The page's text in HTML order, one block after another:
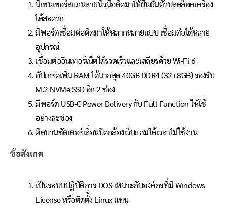
มีเซนเซอร์สแกนลายนิ้วมือติดมาให้ยืนยันตัวปลดล็อคเครื่อง
ได้สะดวก
มีพอร์ตเชื่อมต่อติดมาให้หลากหลายแบบ เชื่อมต่อได้หลาย
อุปกรณ์
เชื่อมต่ออินเทอร์เน็ตได้รวดเร็วและเสถียรด้วย Wi-Fi 6
อัปเกรดเพิ่ม RAM ได้มากสุด 40GB DDR4 (32+8GB) รองรับ
M.2 NVMe SSD อีก 2 ช่อง
มีพอร์ต USB-C Power Delivery กับ Full Function ให้ใช้
อย่างละช่อง
ติดบานชัตเตอร์เลื่อนปิดกล้องเว็บแคมได้เวลาไม่ใช้งาน
ข้อสังเกต
เป็นระบบปฏิบัติการ DOS เหมาะกับองค์กรที่มี Windows
License หรือติดตั้ง Linux แทน